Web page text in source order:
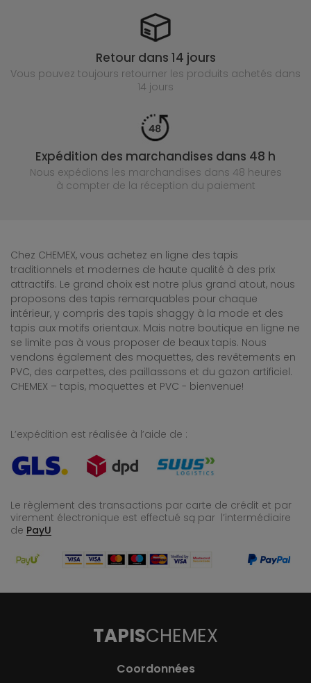
Retour dans 14 jours
Vous pouvez toujours retourner les produits achetés dans
14 jours
Expédition des marchandises dans 48 h
Nous expédions les marchandises dans 48 heures
à compter de la réception du paiement
Chez CHEMEX, vous achetez en ligne des tapis
traditionnels et modernes de haute qualité à des prix
attractifs. Le grand choix est notre plus grand atout, nous
proposons des tapis remarquables pour chaque
intérieur, y compris des tapis shaggy à la mode et des
tapis aux motifs orientaux. Mais notre boutique en ligne ne
se limite pas à vous proposer de beaux tapis. Nous
vendons également des moquettes, des revêtements en
PVC, des carpettes, des paillassons et du gazon artificiel.
CHEMEX – tapis, moquettes et PVC - bienvenue!
L’expédition est réalisée à l’aide de :
Le règlement des transactions par carte de crédit et par
virement électronique est effectué są par l’intermédiaire
de PayU
TAPISCHEMEX
Coordonnées